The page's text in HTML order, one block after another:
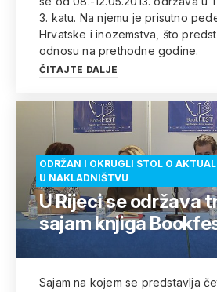
3. katu. Na njemu je prisutno
Hrvatske i inozemstva, što
odnosu na prethodne godine.
ČITAJTE DALJE
ODRŽAN I OKRUGLI STOL O
U NAKLADNIŠTVU
U Rijeci se održava
sajam knjiga
Sajam na kojem se predstavlja